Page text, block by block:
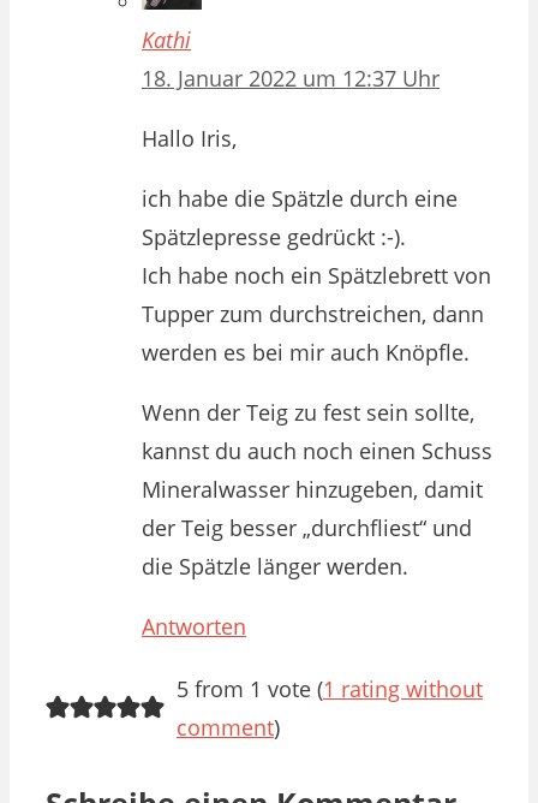
Kathi
18. Januar 2022 um 12:37 Uhr
Hallo Iris,
ich habe die Spätzle durch eine
Spätzlepresse gedrückt :-).
Ich habe noch ein Spätzlebrett von
Tupper zum durchstreichen, dann
werden es bei mir auch Knöpfle.
Wenn der Teig zu fest sein sollte,
kannst du auch noch einen Schuss
Mineralwasser hinzugeben, damit
der Teig besser „durchfliest“ und
die Spätzle länger werden.
Antworten
5 from 1 vote (1 rating without
comment)